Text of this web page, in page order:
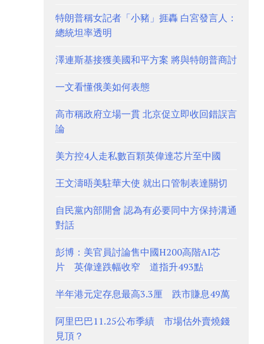
特朗普稱女記者「小豬」捱轟 白宮發言人：
總統坦率透明
澤連斯基接獲美國和平方案 將與特朗普商討
一文看懂俄美如何表態
高市稱政府立場一貫 北京促立即收回錯誤言
論
美方控4人走私數百顆英偉達芯片至中國
王文濤晤美駐華大使 就出口管制表達關切
自民黨內部開會 認為有必要同中方保持溝通
對話
彭博：美官員討論售中國H200高階AI芯
片 英偉達跌幅收窄 道指升493點
半年港元定存息最高3.3厘 跌市賺息49萬
阿里巴巴11.25公布季績 市場估外賣燒錢
見頂？